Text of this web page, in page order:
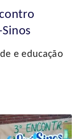
e educação